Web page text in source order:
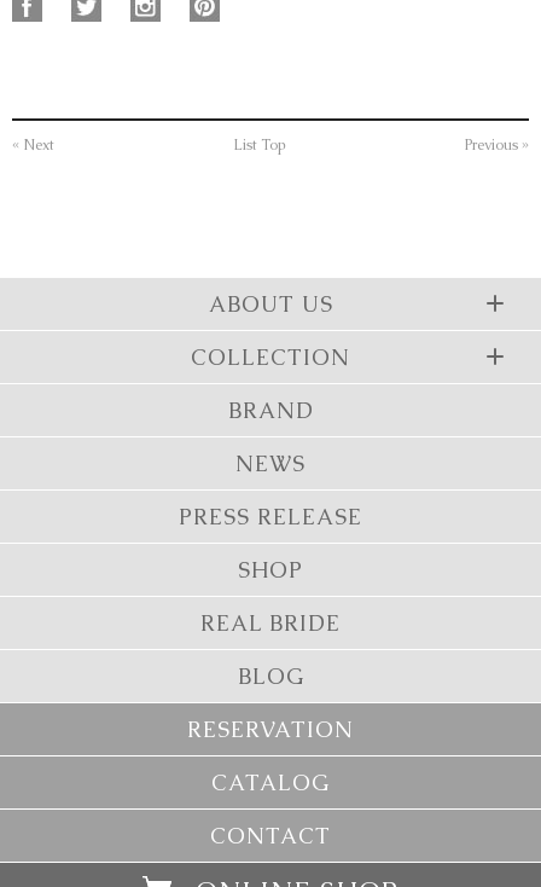
« Next List Top Previous »
ABOUT US
COLLECTION
BRAND
NEWS
PRESS RELEASE
SHOP
REAL BRIDE
BLOG
RESERVATION
CATALOG
CONTACT